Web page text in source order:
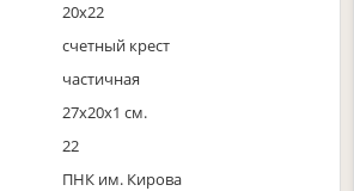
20х22
счетный крест
частичная
27x20x1 см.
22
ПНК им. Кирова